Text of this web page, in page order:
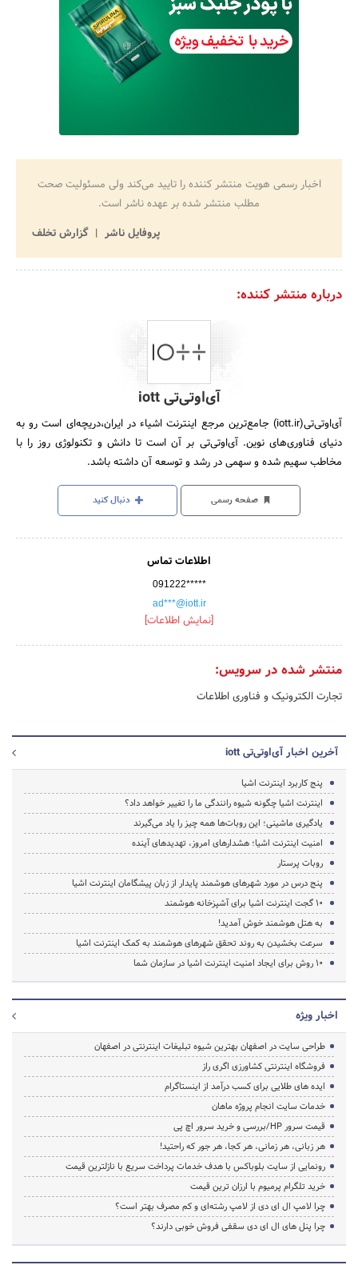
اخبار رسمی هویت منتشر کننده را تایید می‌کند ولی مسئولیت صحت
مطلب منتشر شده بر عهده ناشر است.
پروفایل ناشر
گزارش تخلف
درباره منتشر کننده:
آی‌اوتی‌تی iott
آی‌اوتی‌تی(iott.ir) جامع‌ترین مرجع اینترنت اشیاء در ایران،دریچه‌ای است رو به
دنیای فناوری‌های نوین. آی‌اوتی‌تی بر آن است تا دانش و تکنولوژی روز را با
مخاطب سهیم شده و سهمی در رشد و توسعه آن داشته باشد.
صفحه رسمی دنبال کنید
اطلاعات تماس
091222*****
ad***@iott.ir
[نمایش اطلاعات]
منتشر شده در سرویس:
تجارت الکترونیک و فناوری اطلاعات
آخرین اخبار آی‌اوتی‌تی iott
پنج کاربرد اینترنت اشیا
اینترنت اشیا چگونه شیوه رانندگی ما را تغییر خواهد داد؟
یادگیری ماشینی؛ این روبات‌ها همه چیز را یاد می‌گیرند
امنیت اینترنت اشیا؛ هشدارهای امروز، تهدیدهای آینده
روبات پرستار
پنج درس در مورد شهرهای هوشمند پایدار از زبان پیشگامان اینترنت اشیا
۱۰ گجت اینترنت اشیا برای آشپزخانه هوشمند
به هتل هوشمند خوش آمدید!
سرعت بخشیدن به روند تحقق شهرهای هوشمند به کمک اینترنت اشیا
۱۰ روش برای ایجاد امنیت اینترنت اشیا در سازمان شما
اخبار ویژه
طراحی سایت در اصفهان بهترین شیوه تبلیغات اینترنتی در اصفهان
فروشگاه اینترنتی کشاورزی اگری راز
ایده های طلایی برای کسب درآمد از اینستاگرام
خدمات سایت انجام پروژه ماهان
قیمت سرور HP/بررسی و خرید سرور اچ پی
هر زبانی، هر زمانی، هر کجا، هر جور که راحتید!
رونمایی از سایت بلوباکس با هدف خدمات پرداخت سریع با نازلترین قیمت
خرید تلگرام پرمیوم با ارزان ترین قیمت
چرا لامپ ال ای دی از لامپ رشته‌ای و کم مصرف بهتر است؟
چرا پنل های ال ای دی سقفی فروش خوبی دارند؟